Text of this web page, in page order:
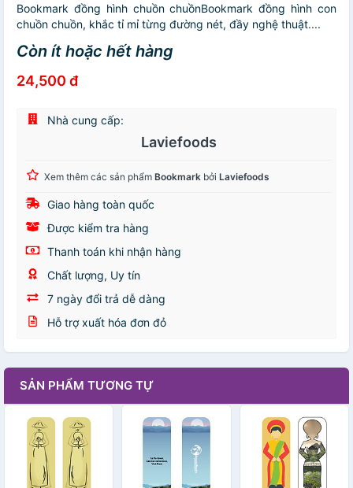
Bookmark đồng hình chuồn chuồnBookmark đồng hình con
chuồn chuồn, khắc tỉ mỉ từng đường nét, đầy nghệ thuật....
Còn ít hoặc hết hàng
24,500 đ
Nhà cung cấp:
Laviefoods
Xem thêm các sản phẩm Bookmark bởi Laviefoods
Giao hàng toàn quốc
Được kiểm tra hàng
Thanh toán khi nhận hàng
Chất lượng, Uy tín
7 ngày đổi trả dễ dàng
Hỗ trợ xuất hóa đơn đỏ
SẢN PHẨM TƯƠNG TỰ